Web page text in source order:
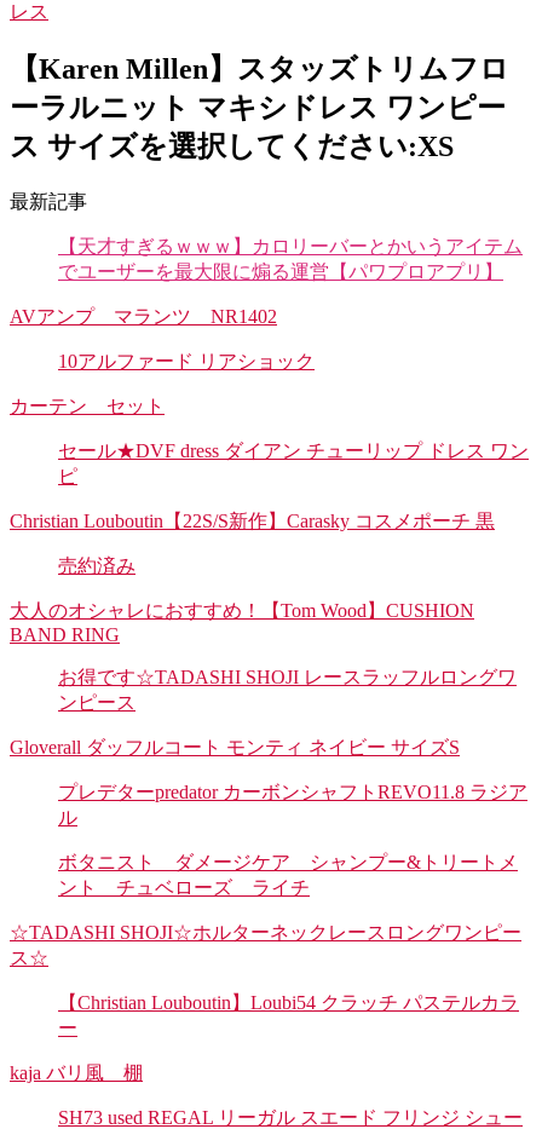
レス
【Karen Millen】スタッズトリムフロ
ーラルニット マキシドレス ワンピー
ス サイズを選択してください:XS
最新記事
【天才すぎるｗｗｗ】カロリーバーとかいうアイテム
でユーザーを最大限に煽る運営【パワプロアプリ】
AVアンプ マランツ NR1402
10アルファード リアショック
カーテン セット
セール★DVF dress ダイアン チューリップ ドレス ワン
ピ
Christian Louboutin【22S/S新作】Carasky コスメポーチ 黒
売約済み
大人のオシャレにおすすめ！【Tom Wood】CUSHION
BAND RING
お得です☆TADASHI SHOJI レースラッフルロングワ
ンピース
Gloverall ダッフルコート モンティ ネイビー サイズS
プレデターpredator カーボンシャフトREVO11.8 ラジア
ル
ボタニスト ダメージケア シャンプー&トリートメ
ント チュベローズ ライチ
☆TADASHI SHOJI☆ホルターネックレースロングワンピー
ス☆
【Christian Louboutin】Loubi54 クラッチ パステルカラ
ー
kaja バリ風 棚
SH73 used REGAL リーガル スエード フリンジ シュー